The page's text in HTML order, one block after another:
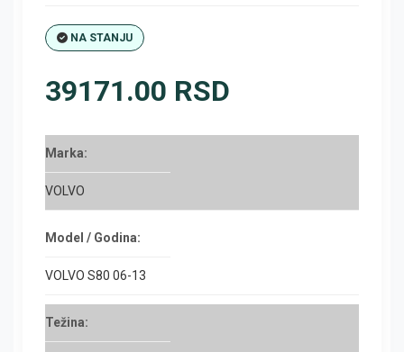
NA STANJU
39171.00 RSD
Marka:
VOLVO
Model / Godina:
VOLVO S80 06-13
Težina: